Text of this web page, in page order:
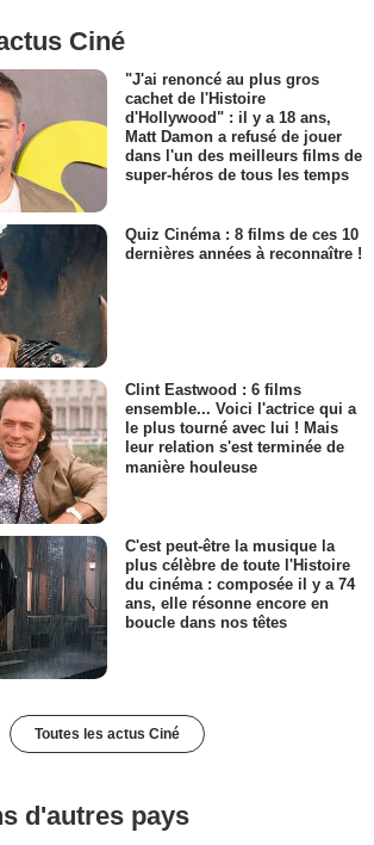
Ciné
"J'ai renoncé au plus gros
cachet de l'Histoire
d'Hollywood" : il y a 18 ans,
Matt Damon a refusé de jouer
dans l'un des meilleurs films de
super-héros de tous les temps
Quiz Cinéma : 8 films de ces 10
dernières années à reconnaître !
Clint Eastwood : 6 films
ensemble... Voici l'actrice qui a
le plus tourné avec lui ! Mais
leur relation s'est terminée de
manière houleuse
C'est peut-être la musique la
plus célèbre de toute l'Histoire
du cinéma : composée il y a 74
ans, elle résonne encore en
boucle dans nos têtes
Toutes les actus Ciné
d'autres pays